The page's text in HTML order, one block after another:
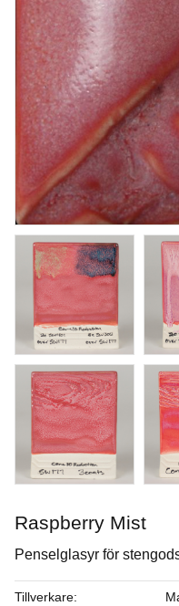
Winter Wood
Penselglasyr för stengods
Art. nr: SW-155
I lager
Raspberry Mist
Penselglasyr för
Tillverkare